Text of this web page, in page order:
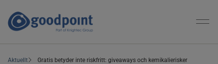
Aktuellt Gratis betyder inte riskfritt: giveaways och kemikalierisker